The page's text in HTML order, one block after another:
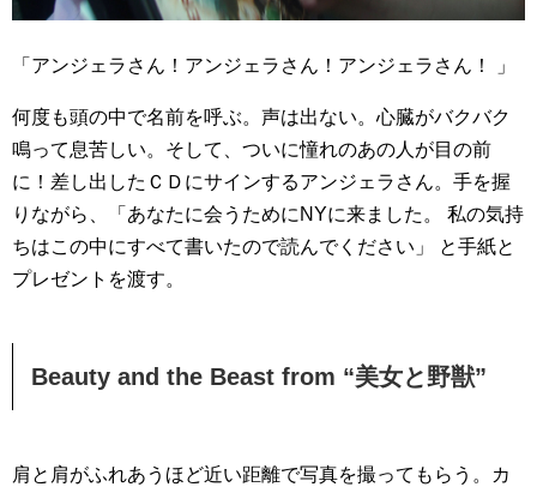
「アンジェラさん！アンジェラさん！アンジェラさん！ 」
何度も頭の中で名前を呼ぶ。声は出ない。心臓がバクバク
鳴って息苦しい。そして、ついに憧れのあの人が目の前
に！差し出したＣＤにサインするアンジェラさん。手を握
りながら、「あなたに会うためにNYに来ました。 私の気持
ちはこの中にすべて書いたので読んでください」 と手紙と
プレゼントを渡す。
Beauty and the Beast from “美女と野獣”
肩と肩がふれあうほど近い距離で写真を撮ってもらう。カ